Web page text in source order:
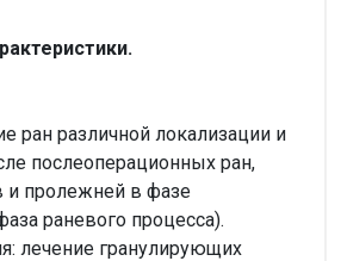
ран различной локализации и
послеоперационных ран,
и пролежней в фазе
раневого процесса).
лечение гранулирующих